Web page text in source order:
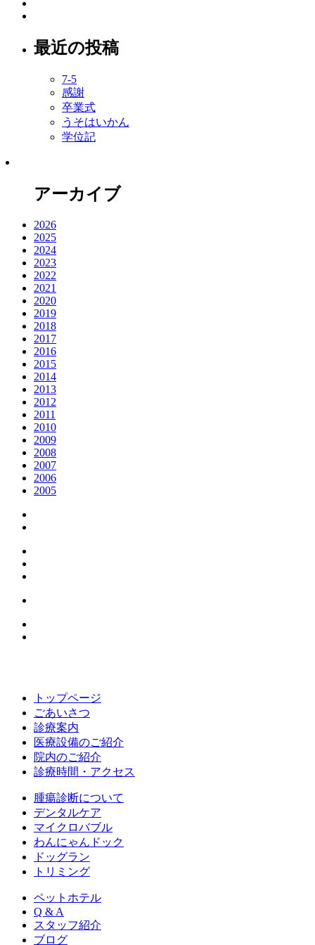
最近の投稿
7-5
感謝
卒業式
うそはいかん
学位記
アーカイブ
2026
2025
2024
2023
2022
2021
2020
2019
2018
2017
2016
2015
2014
2013
2012
2011
2010
2009
2008
2007
2006
2005
トップページ
ごあいさつ
診療案内
医療設備のご紹介
院内のご紹介
診療時間・アクセス
腫瘍診断について
デンタルケア
マイクロバブル
わんにゃんドック
ドッグラン
トリミング
ペットホテル
Q & A
スタッフ紹介
ブログ